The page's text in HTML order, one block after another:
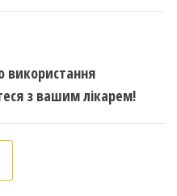
використання
з вашим лікарем!
10 шт для